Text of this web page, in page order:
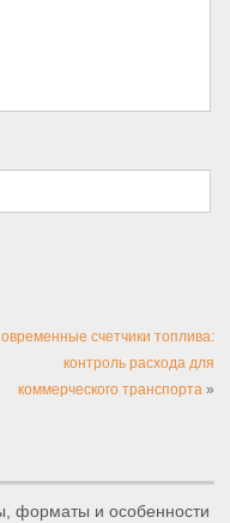
счетчики топлива:
контроль расхода для
коммерческого транспорта»
форматы и особенности